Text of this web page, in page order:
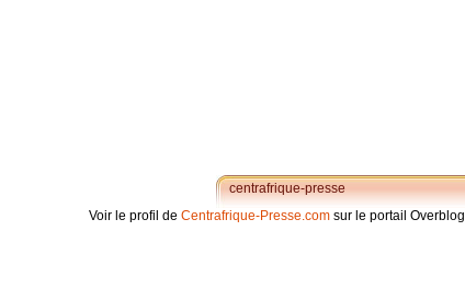
centrafrique-presse
Voir le profil de Centrafrique-Presse.com sur le portail Overblog